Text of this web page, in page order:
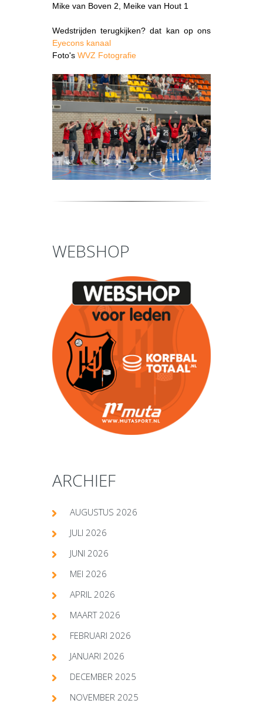
Mike van Boven 2, Meike van Hout 1
Wedstrijden terugkijken? dat kan op ons
Eyecons kanaal
Foto's WVZ Fotografie
WEBSHOP
ARCHIEF
AUGUSTUS 2026
JULI 2026
JUNI 2026
MEI 2026
APRIL 2026
MAART 2026
FEBRUARI 2026
JANUARI 2026
DECEMBER 2025
NOVEMBER 2025